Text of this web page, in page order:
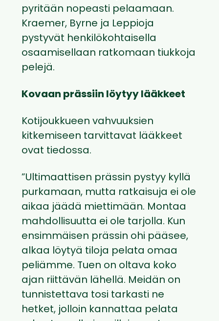
pyritään nopeasti pelaamaan.
Kraemer, Byrne ja Leppioja
pystyvät henkilökohtaisella
osaamisellaan ratkomaan tiukkoja
pelejä.
Kovaan prässiin löytyy lääkkeet
Kotijoukkueen vahvuuksien
kitkemiseen tarvittavat lääkkeet
ovat tiedossa.
”Ultimaattisen prässin pystyy kyllä
purkamaan, mutta ratkaisuja ei ole
aikaa jäädä miettimään. Montaa
mahdollisuutta ei ole tarjolla. Kun
ensimmäisen prässin ohi pääsee,
alkaa löytyä tiloja pelata omaa
peliämme. Tuen on oltava koko
ajan riittävän lähellä. Meidän on
tunnistettava tosi tarkasti ne
hetket, jolloin kannattaa pelata